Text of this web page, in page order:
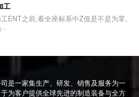
工
ENT之前,看全座标系中Z值是不是为零,
是一家集生产、研发、销售及服务为一
为客户提供全球先进的制造装备与全方